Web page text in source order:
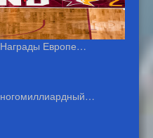
Награды Европе…